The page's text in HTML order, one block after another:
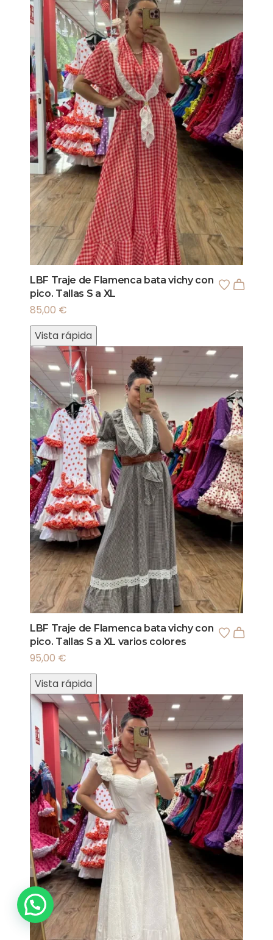
LBF Traje de Flamenca bata vichy con
pico. Tallas S a XL
85,00 €
Vista rápida
LBF Traje de Flamenca bata vichy con
pico. Tallas S a XL varios colores
95,00 €
Vista rápida
¿Necesitas ayuda?